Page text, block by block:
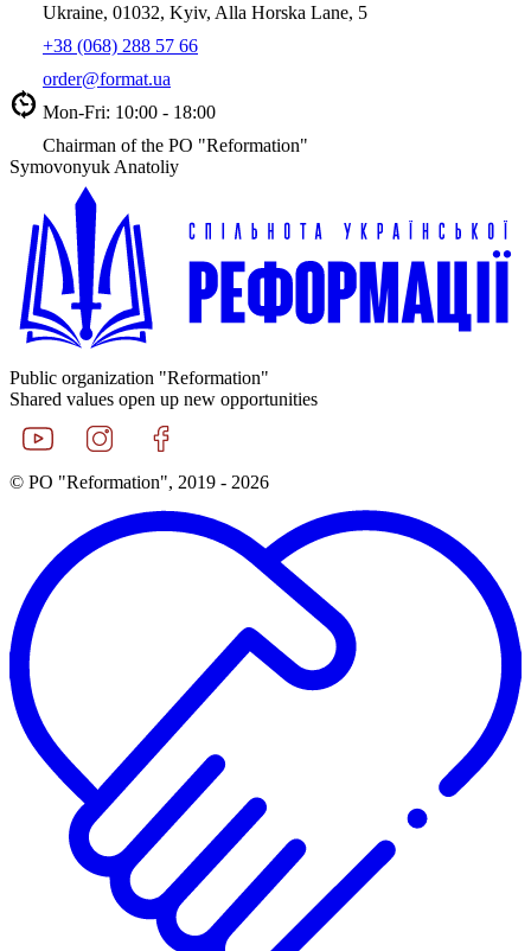
Ukraine, 01032, Kyiv, Alla Horska Lane, 5
+38 (068) 288 57 66
order@format.ua
Mon-Fri: 10:00 - 18:00
Chairman of the PO "Reformation"
Symovonyuk Anatoliy
Public organization "Reformation"
Shared values open up new opportunities
© PO "Reformation", 2019 - 2026